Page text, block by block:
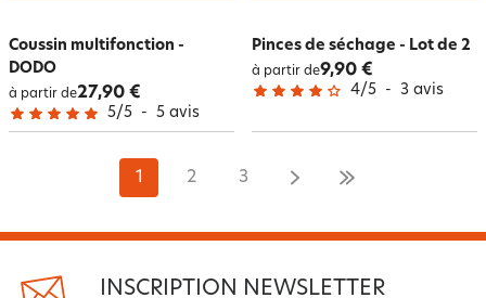
Coussin multifonction -
DODO
à partir de27,90 €
5/5 - 5 avis
Pinces de séchage - Lot de 2
à partir de9,90 €
4/5 - 3 avis
1 2 3
INSCRIPTION NEWSLETTER